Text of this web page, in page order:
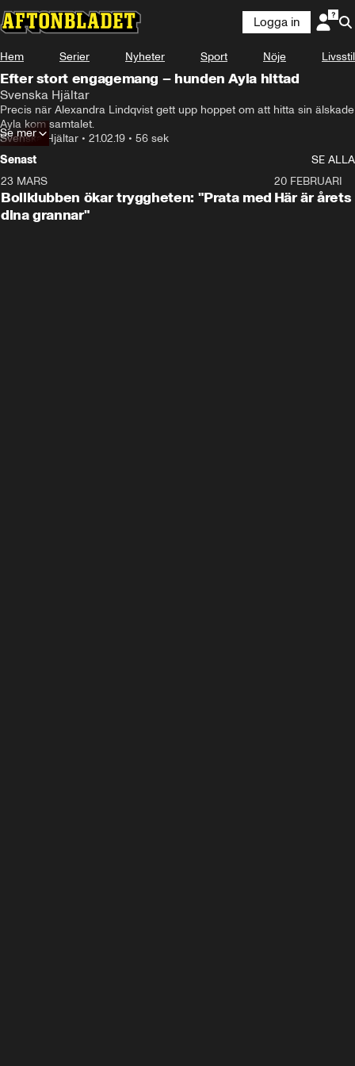
Logga in
Hem Serier Nyheter Sport Nöje Livsstil
Efter stort engagemang – hunden Ayla hittad
Svenska Hjältar
Precis när Alexandra Lindqvist gett upp hoppet om att hitta sin älskade
Ayla kom samtalet.
Svenska Hjältar • 21.02.19 • 56 sek
Se mer
Senast
SE ALLA
23 MARS
Bollklubben ökar tryggheten: "Prata med
dina grannar"
20 FEBRUARI
Här är